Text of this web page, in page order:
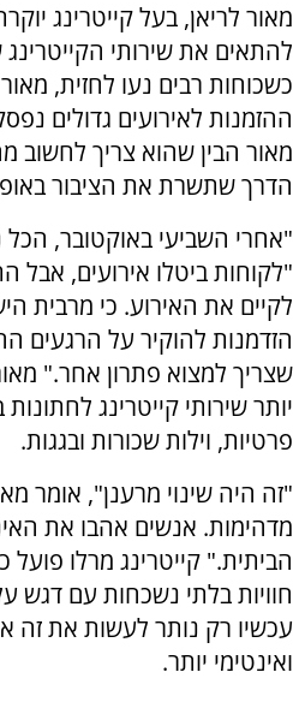
מאור לריאן, בעל קייטרינג
להתאים את שירותי
כשכוחות רבים נעו לחזית,
ההזמנות לאירועים גדולים
מאור הבין שהוא צריך לחשוב
הדרך שתשרת את הציבור
"אחרי השביעי באוקטובר,
"לקוחות ביטלו אירועים, אבל
לקיים את האירוע. כי מרבית
הזדמנות להוקיר על הרגעים
שצריך למצוא פתרון אחר."
יותר שירותי קייטרינג
פרטיות, וילות שכורות ובגגות.
"זה היה שינוי מרענן", אומר
מדהימות. אנשים אהבו את
הביתית." קייטרינג מרלו
חוויות בלתי נשכחות עם דגש
עכשיו רק נותר לעשות את זה
ואינטימי יותר.